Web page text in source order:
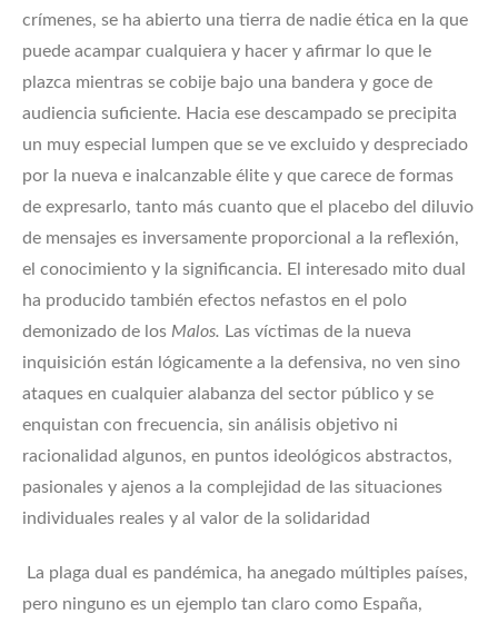
crímenes, se ha abierto una tierra de nadie ética en la que
puede acampar cualquiera y hacer y afirmar lo que le
plazca mientras se cobije bajo una bandera y goce de
audiencia suficiente. Hacia ese descampado se precipita
un muy especial lumpen que se ve excluido y despreciado
por la nueva e inalcanzable élite y que carece de formas
de expresarlo, tanto más cuanto que el placebo del diluvio
de mensajes es inversamente proporcional a la reflexión,
el conocimiento y la significancia. El interesado mito dual
ha producido también efectos nefastos en el polo
demonizado de los Malos. Las víctimas de la nueva
inquisición están lógicamente a la defensiva, no ven sino
ataques en cualquier alabanza del sector público y se
enquistan con frecuencia, sin análisis objetivo ni
racionalidad algunos, en puntos ideológicos abstractos,
pasionales y ajenos a la complejidad de las situaciones
individuales reales y al valor de la solidaridad
La plaga dual es pandémica, ha anegado múltiples países,
pero ninguno es un ejemplo tan claro como España,